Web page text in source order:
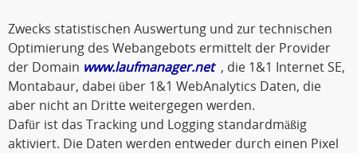
Zwecks statistischen Auswertung und zur technischen
Optimierung des Webangebots ermittelt der Provider
der Domain www.laufmanager.net, die 1&1 Internet SE,
Montabaur, dabei über 1&1 WebAnalytics Daten, die
aber nicht an Dritte weitergegen werden.
Dafür ist das Tracking und Logging standardmäßig
aktiviert. Die Daten werden entweder durch einen Pixel